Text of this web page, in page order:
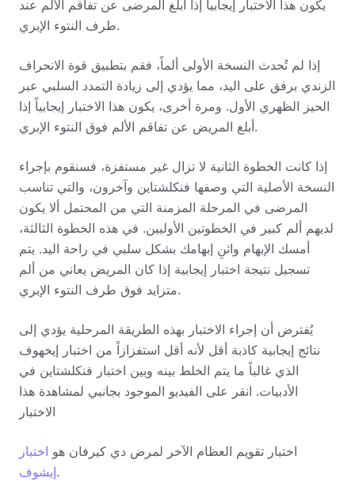
يكون هذا الاختبار إيجابياً إذا أبلغ المرضى عن تفاقم الألم عند
طرف النتوء الإبري.
إذا لم تُحدث النسخة الأولى ألماً، فقم بتطبيق قوة الانحراف
الزندي برفق على اليد، مما يؤدي إلى زيادة التمدد السلبي عبر
الحيز الظهري الأول. ومرة أخرى، يكون هذا الاختبار إيجابياً إذا
أبلغ المريض عن تفاقم الألم فوق النتوء الإبري.
إذا كانت الخطوة الثانية لا تزال غير مستفزة، فسنقوم بإجراء
النسخة الأصلية التي وصفها فنكلشتاين وآخرون، والتي تناسب
المرضى في المرحلة المزمنة التي من المحتمل ألا يكون
لديهم ألم كبير في الخطوتين الأوليين. في هذه الخطوة الثالثة،
أمسك الإبهام واثنِ إبهامك بشكل سلبي في راحة اليد. يتم
تسجيل نتيجة اختبار إيجابية إذا كان المريض يعاني من ألم
متزايد فوق طرف النتوء الإبري.
يُفترض أن إجراء الاختبار بهذه الطريقة المرحلية يؤدي إلى
نتائج إيجابية كاذبة أقل لأنه أقل استفزازاً من اختبار إيخهوف
الذي غالباً ما يتم الخلط بينه وبين اختبار فنكلشتاين في
الأدبيات. انقر على الفيديو الموجود بجانبي لمشاهدة هذا
الاختبار
اختبار تقويم العظام الآخر لمرض دي كيرفان هو اختبار
إيشوف.